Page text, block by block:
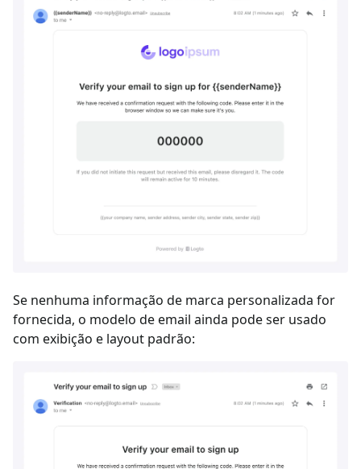
Se nenhuma informação de marca personalizada for
fornecida, o modelo de email ainda pode ser usado
com exibição e layout padrão: